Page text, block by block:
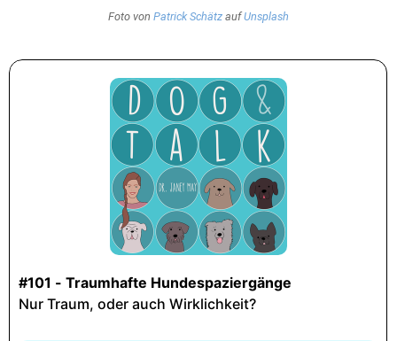
Foto von Patrick Schätz aufUnsplash